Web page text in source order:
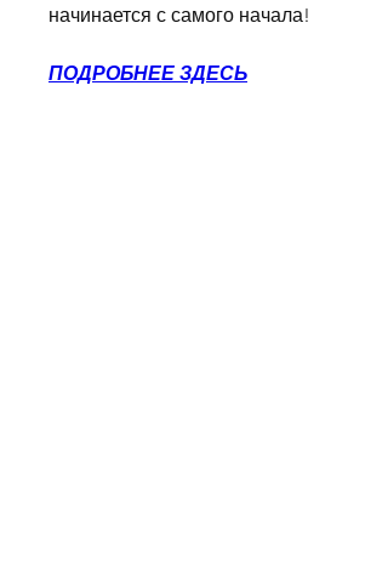
начинается с самого начала!
ПОДРОБНЕЕ ЗДЕСЬ